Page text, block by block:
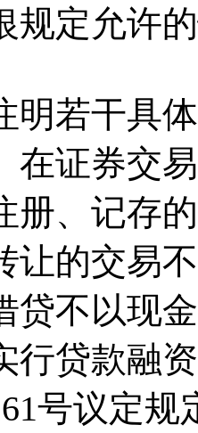
规定允许
若干具体
在证券交
册、记存
让的交易
贷不以现
行贷款融
号议定